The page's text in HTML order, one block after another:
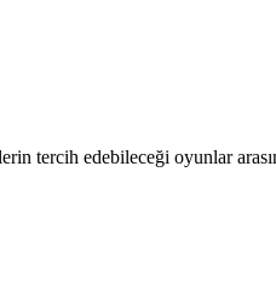
tercih edebileceği oyunlar